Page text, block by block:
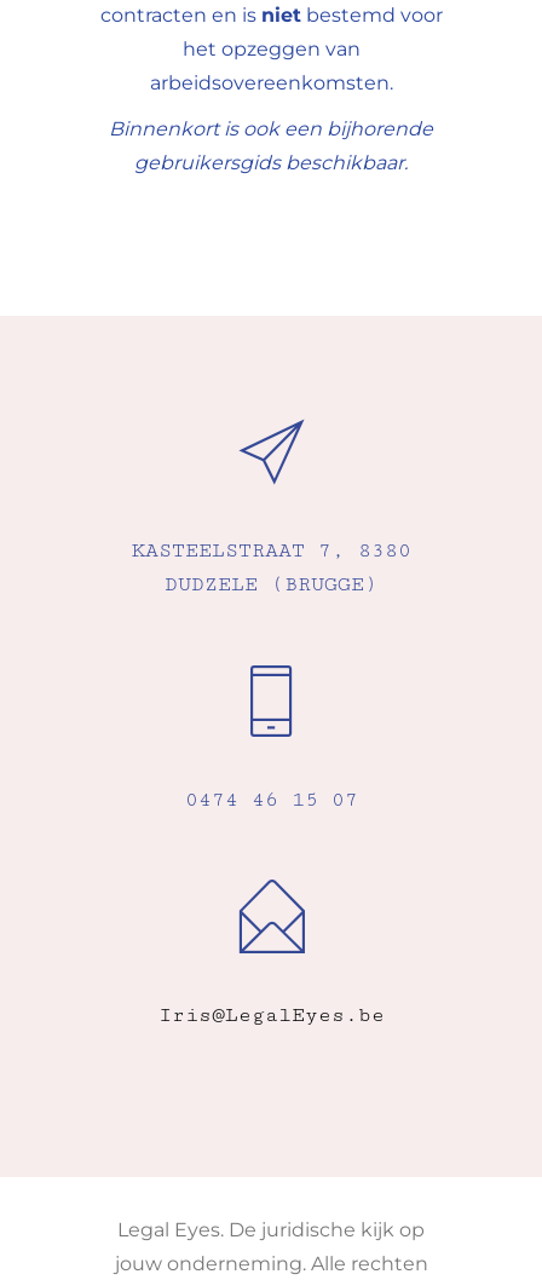
contracten en is nietbestemd voor
het opzeggen van
arbeidsovereenkomsten.
Binnenkort is ook een bijhorende
gebruikersgids beschikbaar.
KASTEELSTRAAT 7, 8380
DUDZELE (BRUGGE)
0474 46 15 07
Iris@LegalEyes.be
Legal Eyes. De juridische kijk op
jouw onderneming. Alle rechten